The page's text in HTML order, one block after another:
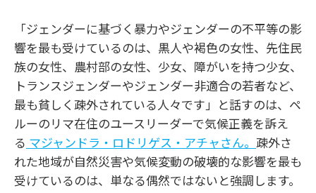
「ジェンダーに基づく暴力やジェンダーの不平等の影
響を最も受けているのは、黒人や褐色の女性、先住民
族の女性、農村部の女性、少女、障がいを持つ少女、
トランスジェンダーやジェンダー非適合の若者など、
最も貧しく疎外されている人々です」と話すのは、ペ
ルーのリマ在住のユースリーダーで気候正義を訴え
る マジャンドラ・ロドリゲス・アチャさん。 疎外さ
れた地域が自然災害や気候変動の破壊的な影響を最も
受けているのは、単なる偶然ではないと強調します。